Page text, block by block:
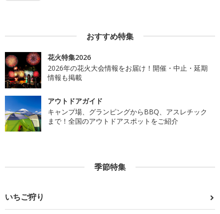
おすすめ特集
花火特集2026
2026年の花火大会情報をお届け！開催・中止・延期
情報も掲載
アウトドアガイド
キャンプ場、グランピングからBBQ、アスレチック
まで！全国のアウトドアスポットをご紹介
季節特集
いちご狩り